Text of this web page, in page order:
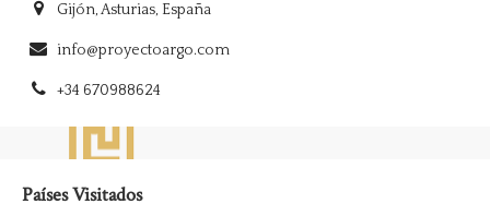
Gijón, Asturias, España
info@proyectoargo.com
+34 670988624
Países Visitados